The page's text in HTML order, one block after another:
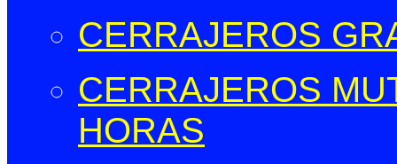
CERRAJEROS
CERRAJEROS
HORAS